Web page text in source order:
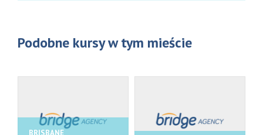
Podobne kursy w tym mieście